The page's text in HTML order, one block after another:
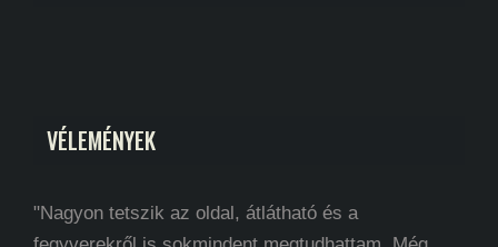
VÉLEMÉNYEK
"Nagyon tetszik az oldal, átlátható és a